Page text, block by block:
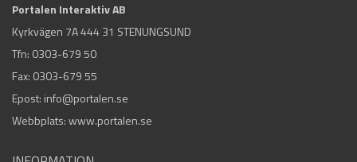
Portalen Interaktiv AB
Kyrkvägen 7A 444 31 STENUNGSUND
Tfn: 0303-679 50
Fax: 0303-679 55
Epost: info@portalen.se
Webbplats: www.portalen.se